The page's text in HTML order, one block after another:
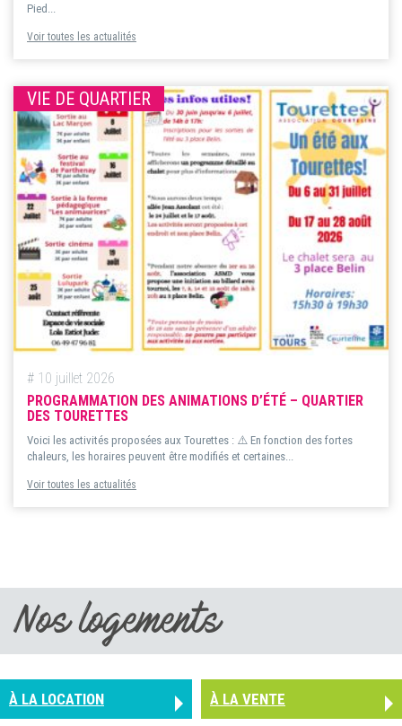
Pied...
Voir toutes les actualités
VIE DE QUARTIER
# 10 juillet 2026
PROGRAMMATION DES ANIMATIONS D’ÉTÉ – QUARTIER
DES TOURETTES
Voici les activités proposées aux Tourettes : ⚠️ En fonction des fortes
chaleurs, les horaires peuvent être modifiés et certaines...
Voir toutes les actualités
Nos logements
À LA LOCATION À LA VENTE